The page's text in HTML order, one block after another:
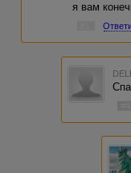
я вам